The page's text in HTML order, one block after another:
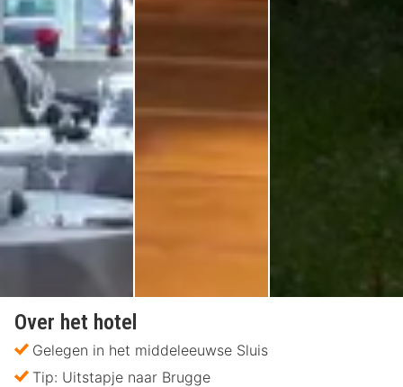
Over het hotel
Gelegen in het middeleeuwse Sluis
Tip: Uitstapje naar Brugge